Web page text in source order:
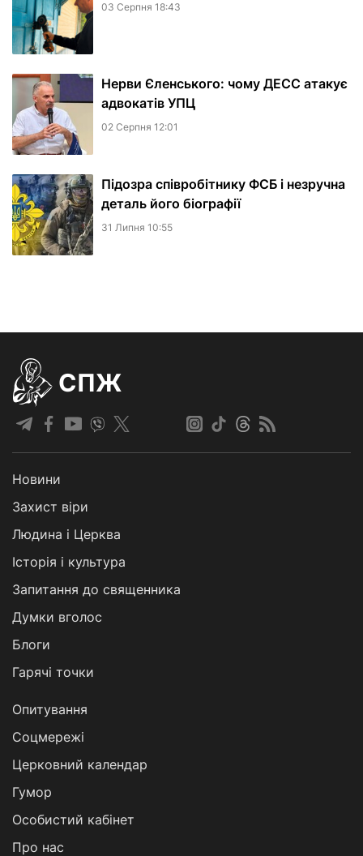
03 Серпня 18:43
Нерви Єленського: чому ДЕСС атакує
адвокатів УПЦ
02 Серпня 12:01
Підозра співробітнику ФСБ і незручна
деталь його біографії
31 Липня 10:55
СПЖ
Новини
Захист віри
Людина і Церква
Історія і культура
Запитання до священника
Думки вголос
Блоги
Гарячі точки
Опитування
Соцмережі
Церковний календар
Гумор
Особистий кабінет
Про нас